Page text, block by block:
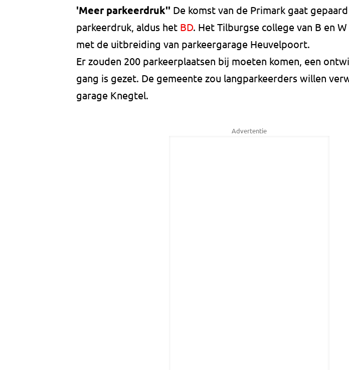
'Meer parkeerdruk'' De komst van de Primark gaat
parkeerdruk, aldus het BD. Het Tilburgse college van B en
met de uitbreiding van parkeergarage Heuvelpoort.
Er zouden 200 parkeerplaatsen bij moeten komen, een
gang is gezet. De gemeente zou langparkeerders willen
garage Knegtel.
Advertentie